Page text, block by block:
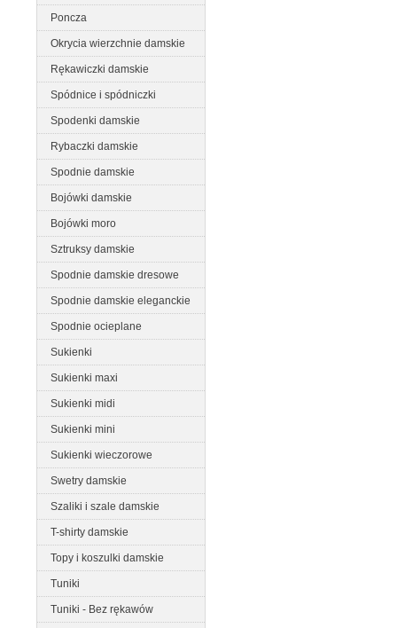
Poncza
Okrycia wierzchnie damskie
Rękawiczki damskie
Spódnice i spódniczki
Spodenki damskie
Rybaczki damskie
Spodnie damskie
Bojówki damskie
Bojówki moro
Sztruksy damskie
Spodnie damskie dresowe
Spodnie damskie eleganckie
Spodnie ocieplane
Sukienki
Sukienki maxi
Sukienki midi
Sukienki mini
Sukienki wieczorowe
Swetry damskie
Szaliki i szale damskie
T-shirty damskie
Topy i koszulki damskie
Tuniki
Tuniki - Bez rękawów